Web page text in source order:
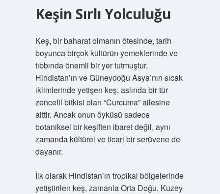
Keşin Sırlı Yolculuğu
Keş, bir baharat olmanın ötesinde, tarih
boyunca birçok kültürün yemeklerinde ve
tıbbında önemli bir yer tutmuştur.
Hindistan’ın ve Güneydoğu Asya’nın sıcak
iklimlerinde yetişen keş, aslında bir tür
zencefil bitkisi olan “Curcuma” ailesine
aittir. Ancak onun öyküsü sadece
botaniksel bir keşiften ibaret değil, aynı
zamanda kültürel ve ticari bir serüvene de
dayanır.
İlk olarak Hindistan’ın tropikal bölgelerinde
yetiştirilen keş, zamanla Orta Doğu, Kuzey